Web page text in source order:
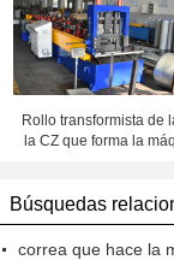
engranajes
Rollo transformista de
la CZ que forma la
Búsquedas
correa que hace la